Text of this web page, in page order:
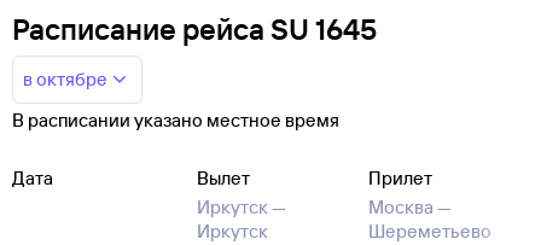
Расписание рейса SU 1645
в октябре
В расписании указано местное время
Дата
Вылет
Иркутск —
Иркутск
Прилет
Москва —
Шереметьево